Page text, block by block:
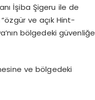
İşiba Şigeru ile de
ve açık Hint-
bölgedeki güvenliğe
ve bölgedeki